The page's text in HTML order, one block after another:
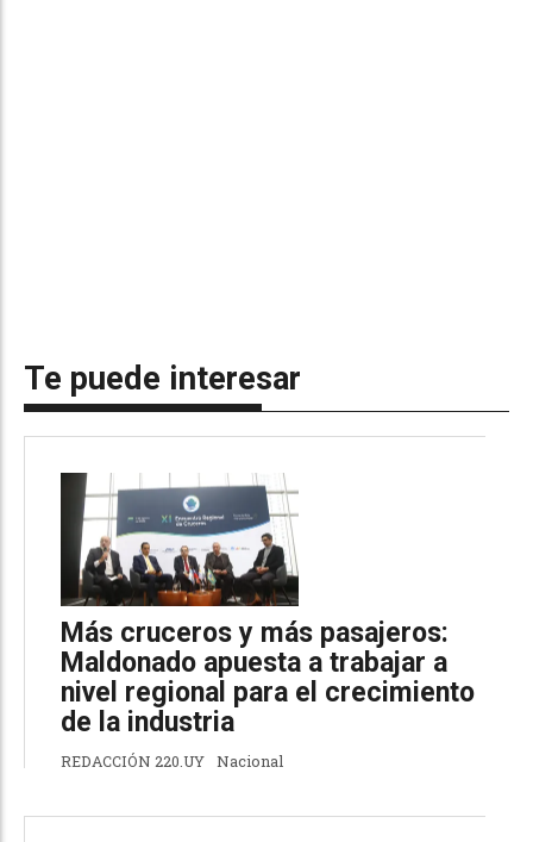
Te puede interesar
Más cruceros y más pasajeros:
Maldonado apuesta a trabajar a
nivel regional para el crecimiento
de la industria
REDACCIÓN 220.UY Nacional